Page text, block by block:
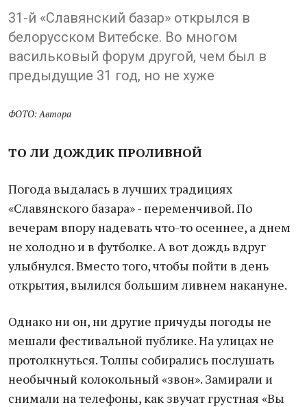
31-й «Славянский базар» открылся в
белорусском Витебске. Во многом
васильковый форум другой, чем был в
предыдущие 31 год, но не хуже
ФОТО: Автора
ТО ЛИ ДОЖДИК ПРОЛИВНОЙ
Погода выдалась в лучших традициях
«Славянского базара» - переменчивой. По
вечерам впору надевать что-то осеннее, а днем
не холодно и в футболке. А вот дождь вдруг
улыбнулся. Вместо того, чтобы пойти в день
открытия, вылился большим ливнем накануне.
Однако ни он, ни другие причуды погоды не
мешали фестивальной публике. На улицах не
протолкнуться. Толпы собирались послушать
необычный колокольный «звон». Замирали и
снимали на телефоны, как звучат грустная «Вы